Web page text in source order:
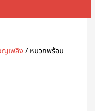
เพลิง/ หมวกพร้อม